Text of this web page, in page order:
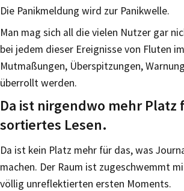
Die Panikmeldung wird zur Panikwelle.
Man mag sich all die vielen Nutzer gar
bei jedem dieser Ereignisse von Fluten
Mutmaßungen, Überspitzungen,
überrollt werden.
Da ist nirgendwo mehr Platz
sortiertes Lesen.
Da ist kein Platz mehr für das, was
machen. Der Raum ist zugeschwemmt
völlig unreflektierten ersten Moments.